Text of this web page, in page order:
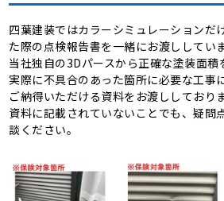
四葉建装ではカラーシミュレーションだ
た際の点検報告書を一緒にお渡ししていま
当社独自の3Dパースから正確な塗装面積
実際に不具合のあった箇所に必要な工事
ご納得いただける資料をお渡ししておりま
資料に記載されていないことでも、疑問
談ください。